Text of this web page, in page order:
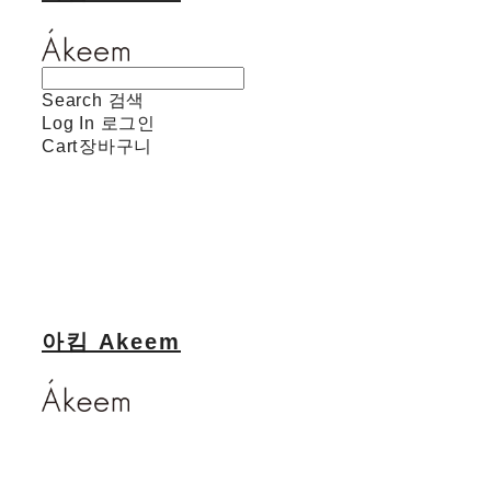
Search 검색
Log In 로그인
Cart장바구니
아킴 Akeem